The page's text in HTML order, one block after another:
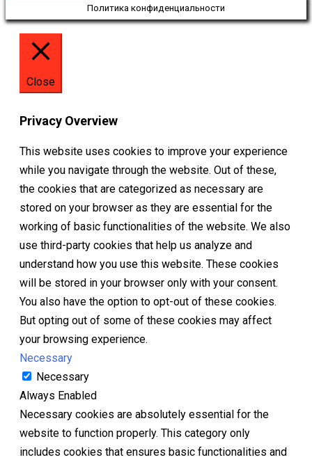
Политика конфиденциальности
Close
Privacy Overview
This website uses cookies to improve your experience
while you navigate through the website. Out of these,
the cookies that are categorized as necessary are
stored on your browser as they are essential for the
working of basic functionalities of the website. We also
use third-party cookies that help us analyze and
understand how you use this website. These cookies
will be stored in your browser only with your consent.
You also have the option to opt-out of these cookies.
But opting out of some of these cookies may affect
your browsing experience.
Necessary
Necessary
Always Enabled
Necessary cookies are absolutely essential for the
website to function properly. This category only
includes cookies that ensures basic functionalities and